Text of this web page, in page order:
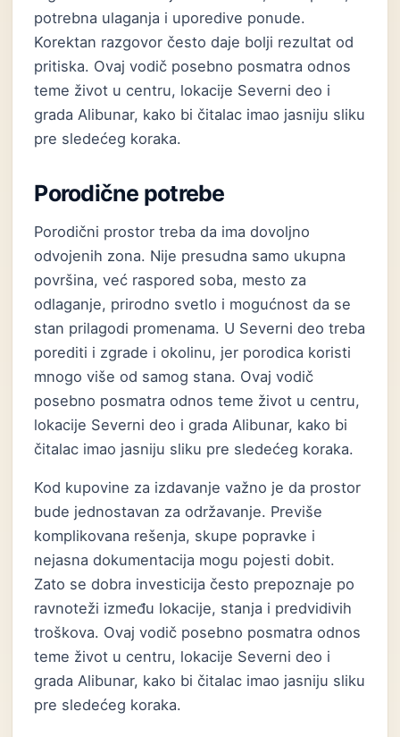
potrebna ulaganja i uporedive ponude.
Korektan razgovor često daje bolji rezultat od
pritiska. Ovaj vodič posebno posmatra odnos
teme život u centru, lokacije Severni deo i
grada Alibunar, kako bi čitalac imao jasniju sliku
pre sledećeg koraka.
Porodične potrebe
Porodični prostor treba da ima dovoljno
odvojenih zona. Nije presudna samo ukupna
površina, već raspored soba, mesto za
odlaganje, prirodno svetlo i mogućnost da se
stan prilagodi promenama. U Severni deo treba
porediti i zgrade i okolinu, jer porodica koristi
mnogo više od samog stana. Ovaj vodič
posebno posmatra odnos teme život u centru,
lokacije Severni deo i grada Alibunar, kako bi
čitalac imao jasniju sliku pre sledećeg koraka.
Kod kupovine za izdavanje važno je da prostor
bude jednostavan za održavanje. Previše
komplikovana rešenja, skupe popravke i
nejasna dokumentacija mogu pojesti dobit.
Zato se dobra investicija često prepoznaje po
ravnoteži između lokacije, stanja i predvidivih
troškova. Ovaj vodič posebno posmatra odnos
teme život u centru, lokacije Severni deo i
grada Alibunar, kako bi čitalac imao jasniju sliku
pre sledećeg koraka.